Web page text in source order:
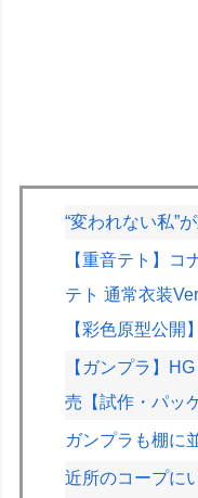
“変われない私”
【重音テト】
テト 通常衣装
【彩色原型公開】
【ガンプラ】
売【試作・パッ
ガンプラも棚に
近所のコープに